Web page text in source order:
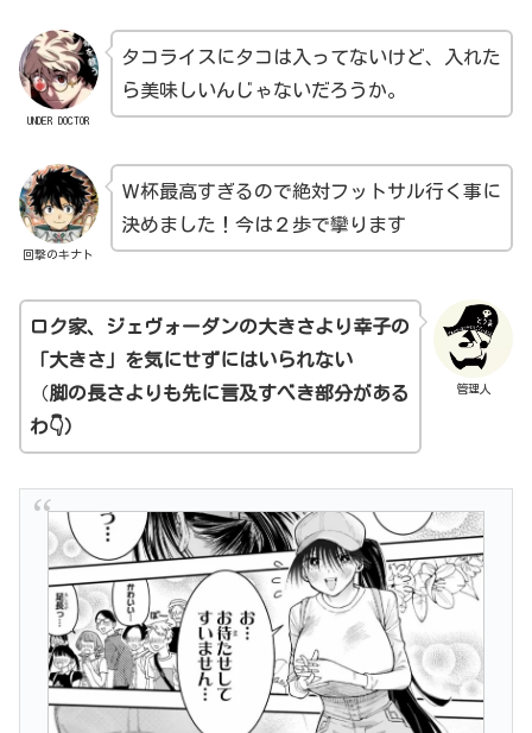
UNDER DOCTOR
タコライスにタコは入ってないけど、入れた
ら美味しいんじゃないだろうか。
回撃のキナト
Ｗ杯最高すぎるので絶対フットサル行く事に
決めました！今は２歩で攣ります
管理人
ロク家、ジェヴォーダンの大きさより幸子の
「大きさ」を気にせずにはいられない
（脚の長さよりも先に言及すべき部分がある
わ👇）